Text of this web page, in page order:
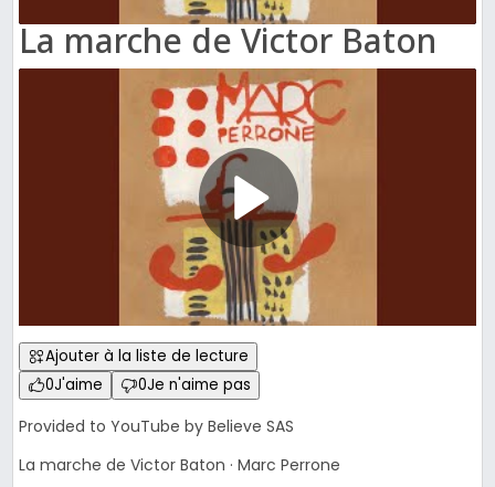
La marche de Victor Baton
Ajouter à la liste de lecture
0J'aime 0Je n'aime pas
Provided to YouTube by Believe SAS
La marche de Victor Baton · Marc Perrone